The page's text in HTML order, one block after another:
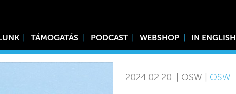
TÁMOGATÁS PODCAST WEBSHOP IN ENGLISH
2024.02.20. | OSW | OSW